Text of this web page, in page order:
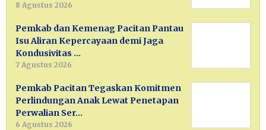
8 Agustus 2026
Pemkab dan Kemenag Pacitan Pantau
Isu Aliran Kepercayaan demi Jaga
Kondusivitas …
7 Agustus 2026
Pemkab Pacitan Tegaskan Komitmen
Perlindungan Anak Lewat Penetapan
Perwalian Ser…
6 Agustus 2026